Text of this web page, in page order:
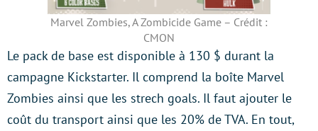
Marvel Zombies, A Zombicide Game – Crédit :
CMON
Le pack de base est disponible à 130 $ durant la
campagne Kickstarter. Il comprend la boîte Marvel
Zombies ainsi que les strech goals. Il faut ajouter le
coût du transport ainsi que les 20% de TVA. En tout,